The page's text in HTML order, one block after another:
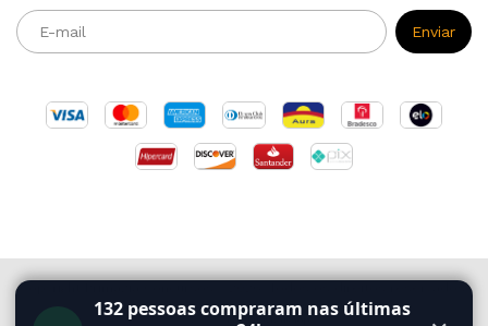
132 pessoas compraram nas últimas
Copyright Primazia Concursos - 2026. Todos os direitos reservados.